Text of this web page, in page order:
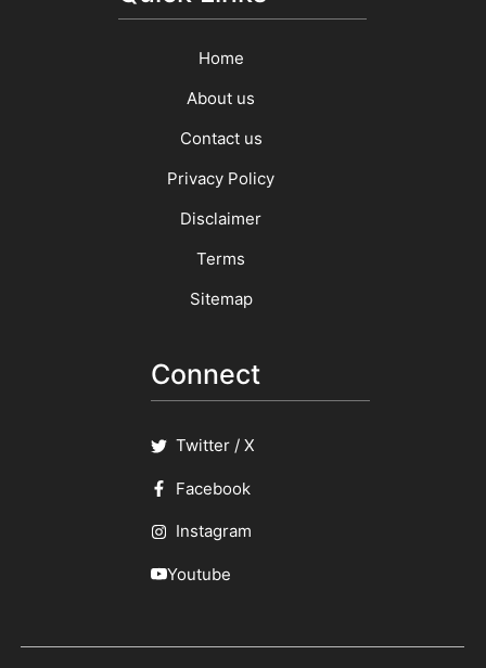
Home
About us
Contact us
Privacy Policy
Disclaimer
Terms
Sitemap
Connect
Twitter / X
Facebook
Instagram
Youtube